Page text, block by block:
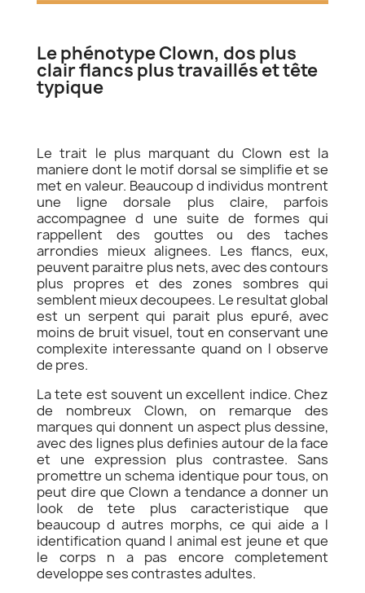
Le phénotype Clown, dos plus
clair flancs plus travaillés et tête
typique
Le trait le plus marquant du Clown est la
maniere dont le motif dorsal se simplifie et se
met en valeur. Beaucoup d individus montrent
une ligne dorsale plus claire, parfois
accompagnee d une suite de formes qui
rappellent des gouttes ou des taches
arrondies mieux alignees. Les flancs, eux,
peuvent paraitre plus nets, avec des contours
plus propres et des zones sombres qui
semblent mieux decoupees. Le resultat global
est un serpent qui parait plus epuré, avec
moins de bruit visuel, tout en conservant une
complexite interessante quand on l observe
de pres.
La tete est souvent un excellent indice. Chez
de nombreux Clown, on remarque des
marques qui donnent un aspect plus dessine,
avec des lignes plus definies autour de la face
et une expression plus contrastee. Sans
promettre un schema identique pour tous, on
peut dire que Clown a tendance a donner un
look de tete plus caracteristique que
beaucoup d autres morphs, ce qui aide a l
identification quand l animal est jeune et que
le corps n a pas encore completement
developpe ses contrastes adultes.